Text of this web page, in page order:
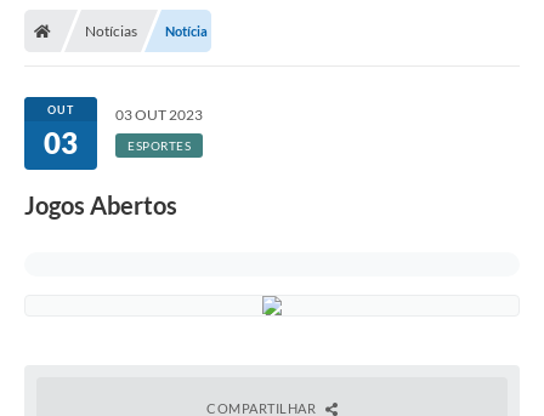
Licitações / PCA
Transparência
Notícias Notícia
OUT
03
03 OUT 2023
ESPORTES
Jogos Abertos
COMPARTILHAR